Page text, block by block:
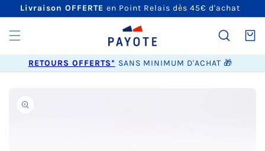
PASSER
CONTENU
Livraison OFFERTE en Point Relais dès 45€ d'achat
Panier
RETOURS OFFERTS* SANS MINIMUM D'ACHAT 🎁
INFORMATIONS
PRODUITS